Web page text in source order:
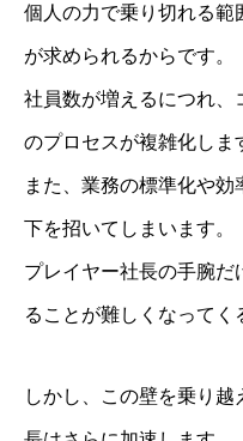
個人の力で乗り切れる範
が求められるからです。
社員数が増えるにつれ、
のプロセスが複雑化しま
また、業務の標準化や
下を招いてしまいます。
プレイヤー社長の手腕だ
ることが難しくなってく
しかし、この壁を乗り